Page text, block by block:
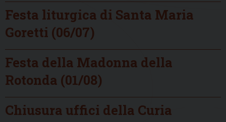
Festa liturgica di Santa Maria
Goretti (06/07)
Festa della Madonna della
Rotonda (01/08)
Chiusura uffici della Curia